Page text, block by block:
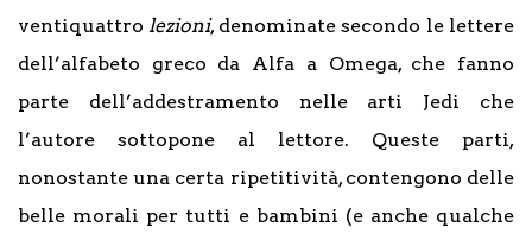
ventiquattrolezioni, denominate secondo le lettere
dell’alfabeto greco da Alfa a Omega, che fanno
parte dell’addestramento nelle arti Jedi che
l’autore sottopone al lettore. Queste parti,
nonostante una certa ripetitività, contengono delle
belle morali per tutti e bambini (e anche qualche